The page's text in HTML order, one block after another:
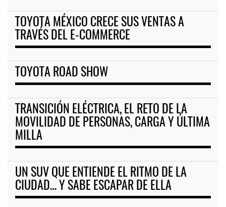
TOYOTA MÉXICO CRECE SUS VENTAS A
TRAVÉS DEL E-COMMERCE
TOYOTA ROAD SHOW
TRANSICIÓN ELÉCTRICA, EL RETO DE LA
MOVILIDAD DE PERSONAS, CARGA Y ÚLTIMA
MILLA
UN SUV QUE ENTIENDE EL RITMO DE LA
CIUDAD… Y SABE ESCAPAR DE ELLA